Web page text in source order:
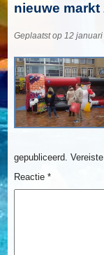
nieuwe markt
Geplaatst op 12 januari
gepubliceerd.
Reactie *